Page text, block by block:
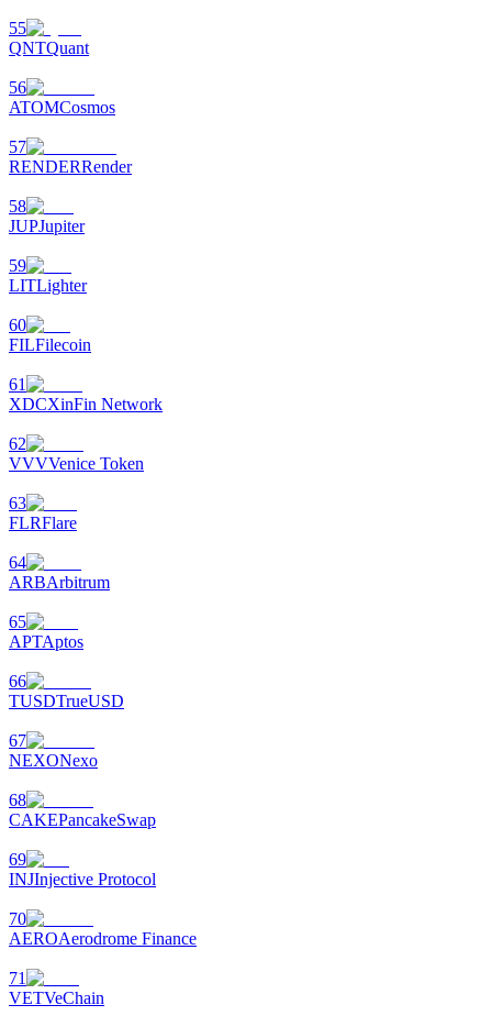
更多活動
贏得獎品與專屬獎勵
福利中心
登錄
55
QNTQuant
56
ATOMCosmos
57
RENDERRender
58
JUPJupiter
59
LITLighter
60
FILFilecoin
61
XDCXinFin Network
62
VVVVenice Token
63
FLRFlare
64
ARBArbitrum
65
APTAptos
66
TUSDTrueUSD
67
NEXONexo
68
CAKEPancakeSwap
69
INJInjective Protocol
70
AEROAerodrome Finance
71
VETVeChain